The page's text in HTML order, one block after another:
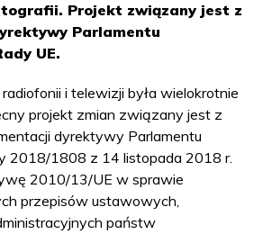
Projekt związany jest z
Parlamentu
UE.
i telewizji była wielokrotnie
projekt zmian związany jest z
dyrektywy Parlamentu
2018/1808 z 14 listopada 2018 r.
2010/13/UE w sprawie
przepisów ustawowych,
państw